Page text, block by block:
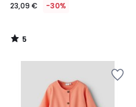
23,09 € -30%
5
/